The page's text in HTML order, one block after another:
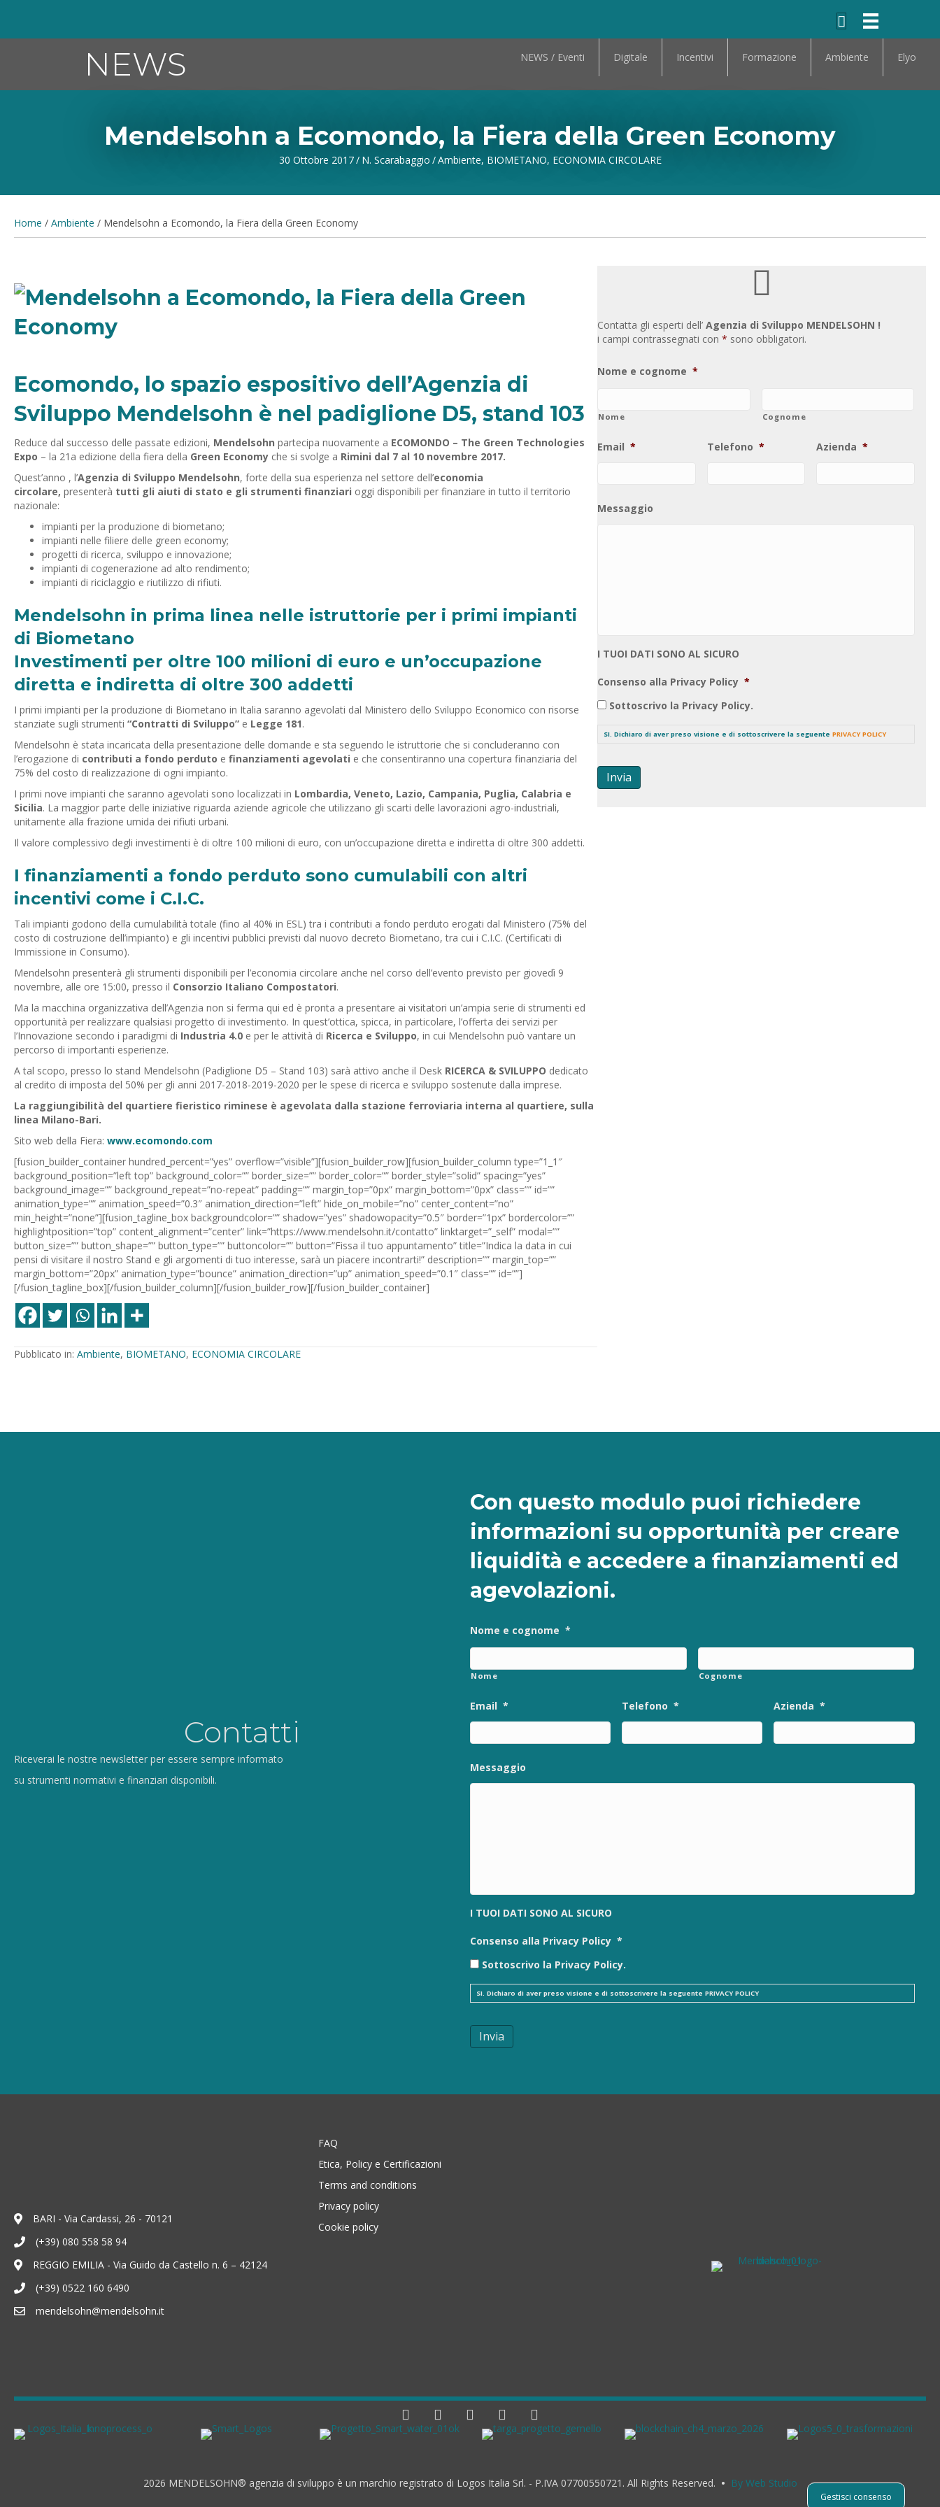
NEWS NEWS / Eventi Digitale Incentivi Formazione Ambiente Elyo
Mendelsohn a Ecomondo, la Fiera della Green Economy
30 Ottobre 2017/ N. Scarabaggio /Ambiente, BIOMETANO, ECONOMIA CIRCOLARE
Home / Ambiente / Mendelsohn a Ecomondo, la Fiera della Green Economy
Ecomondo, lo spazio espositivo dell’Agenzia di
Sviluppo Mendelsohn è nel padiglione D5, stand 103
Reduce dal successo delle passate edizioni, Mendelsohn partecipa nuovamente a ECOMONDO – The Green Technologies
Expo – la 21a edizione della fiera della Green Economy che si svolge a Rimini dal 7 al 10 novembre 2017.
Quest’anno , l’Agenzia di Sviluppo Mendelsohn, forte della sua esperienza nel settore dell’economia
circolare, presenterà tutti gli aiuti di stato e gli strumenti finanziari oggi disponibili per finanziare in tutto il territorio
nazionale:
impianti per la produzione di biometano;
impianti nelle filiere delle green economy;
progetti di ricerca, sviluppo e innovazione;
impianti di cogenerazione ad alto rendimento;
impianti di riciclaggio e riutilizzo di rifiuti.
Mendelsohn in prima linea nelle istruttorie per i primi impianti
di Biometano
Investimenti per oltre 100 milioni di euro e un’occupazione
diretta e indiretta di oltre 300 addetti
I primi impianti per la produzione di Biometano in Italia saranno agevolati dal Ministero dello Sviluppo Economico con risorse
stanziate sugli strumenti “Contratti di Sviluppo” e Legge 181.
Mendelsohn è stata incaricata della presentazione delle domande e sta seguendo le istruttorie che si concluderanno con
l’erogazione di contributi a fondo perduto e finanziamenti agevolati e che consentiranno una copertura finanziaria del
75% del costo di realizzazione di ogni impianto.
I primi nove impianti che saranno agevolati sono localizzati in Lombardia, Veneto, Lazio, Campania, Puglia, Calabria e
Sicilia. La maggior parte delle iniziative riguarda aziende agricole che utilizzano gli scarti delle lavorazioni agro-industriali,
unitamente alla frazione umida dei rifiuti urbani.
Il valore complessivo degli investimenti è di oltre 100 milioni di euro, con un’occupazione diretta e indiretta di oltre 300 addetti.
I finanziamenti a fondo perduto sono cumulabili con altri
incentivi come i C.I.C.
Tali impianti godono della cumulabilità totale (fino al 40% in ESL) tra i contributi a fondo perduto erogati dal Ministero (75% del
costo di costruzione dell’impianto) e gli incentivi pubblici previsti dal nuovo decreto Biometano, tra cui i C.I.C. (Certificati di
Immissione in Consumo).
Mendelsohn presenterà gli strumenti disponibili per l’economia circolare anche nel corso dell’evento previsto per giovedì 9
novembre, alle ore 15:00, presso il Consorzio Italiano Compostatori.
Ma la macchina organizzativa dell’Agenzia non si ferma qui ed è pronta a presentare ai visitatori un’ampia serie di strumenti ed
opportunità per realizzare qualsiasi progetto di investimento. In quest’ottica, spicca, in particolare, l’offerta dei servizi per
l’Innovazione secondo i paradigmi di Industria 4.0 e per le attività di Ricerca e Sviluppo, in cui Mendelsohn può vantare un
percorso di importanti esperienze.
A tal scopo, presso lo stand Mendelsohn (Padiglione D5 – Stand 103) sarà attivo anche il Desk RICERCA & SVILUPPO dedicato
al credito di imposta del 50% per gli anni 2017-2018-2019-2020 per le spese di ricerca e sviluppo sostenute dalla imprese.
La raggiungibilità del quartiere fieristico riminese è agevolata dalla stazione ferroviaria interna al quartiere, sulla
linea Milano-Bari.
Sito web della Fiera: www.ecomondo.com
[fusion_builder_container hundred_percent=”yes” overflow=”visible”][fusion_builder_row][fusion_builder_column type=”1_1″
background_position=”left top” background_color=”” border_size=”” border_color=”” border_style=”solid” spacing=”yes”
background_image=”” background_repeat=”no-repeat” padding=”” margin_top=”0px” margin_bottom=”0px” class=”” id=””
animation_type=”” animation_speed=”0.3″ animation_direction=”left” hide_on_mobile=”no” center_content=”no”
min_height=”none”][fusion_tagline_box backgroundcolor=”” shadow=”yes” shadowopacity=”0.5″ border=”1px” bordercolor=””
highlightposition=”top” content_alignment=”center” link=”https://www.mendelsohn.it/contatto” linktarget=”_self” modal=””
button_size=”” button_shape=”” button_type=”” buttoncolor=”” button=”Fissa il tuo appuntamento” title=”Indica la data in cui
pensi di visitare il nostro Stand e gli argomenti di tuo interesse, sarà un piacere incontrarti!” description=”” margin_top=””
margin_bottom=”20px” animation_type=”bounce” animation_direction=”up” animation_speed=”0.1″ class=”” id=””]
[/fusion_tagline_box][/fusion_builder_column][/fusion_builder_row][/fusion_builder_container]
Pubblicato in: Ambiente, BIOMETANO, ECONOMIA CIRCOLARE
Contatta gli esperti dell’Agenzia di Sviluppo MENDELSOHN !
i campi contrassegnati con* sono obbligatori.
Nome e cognome *
Nome Cognome
Email * Telefono * Azienda *
Messaggio
I TUOI DATI SONO AL SICURO
Consenso alla Privacy Policy *
Sottoscrivo la Privacy Policy.
SI. Dichiaro di aver preso visione e di sottoscrivere la seguentePRIVACY POLICY
Invia
Contatti
Riceverai le nostre newsletter per essere sempre informato
su strumenti normativi e finanziari disponibili.
Con questo modulo puoi richiedere
informazioni su opportunità per creare
liquidità e accedere a finanziamenti ed
agevolazioni.
Nome e cognome *
Nome Cognome
Email * Telefono * Azienda *
Messaggio
I TUOI DATI SONO AL SICURO
Consenso alla Privacy Policy *
Sottoscrivo la Privacy Policy.
SI. Dichiaro di aver preso visione e di sottoscrivere la seguente PRIVACY POLICY
Invia
BARI - Via Cardassi, 26 - 70121
(+39) 080 558 58 94
REGGIO EMILIA - Via Guido da Castello n. 6 – 42124
(+39) 0522 160 6490
mendelsohn@mendelsohn.it
FAQ
Etica, Policy e Certificazioni
Terms and conditions
Privacy policy
Cookie policy
2026 MENDELSOHN® agenzia di sviluppo è un marchio registrato di Logos Italia Srl. - P.IVA 07700550721. All Rights Reserved. • By Web Studio
Gestisci consenso